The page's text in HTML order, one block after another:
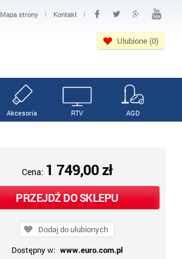
Mapa strony | Kontakt |
Ulubione (0)
Akcesoria RTV AGD
Cena: 1 749,00 zł
PRZEJDŹ DO SKLEPU
Dodaj do ulubionych
Dostępny w: www.euro.com.pl